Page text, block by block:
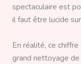
spectaculaire est
il faut être lucide
En réalité, ce
grand nettoyage de